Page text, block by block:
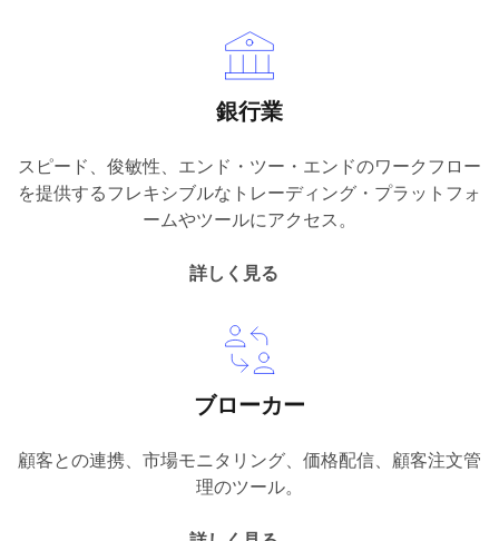
銀行業
スピード、俊敏性、エンド・ツー・エンドのワークフロー
を提供するフレキシブルなトレーディング・プラットフォ
ームやツールにアクセス。
詳しく見る
ブローカー
顧客との連携、市場モニタリング、価格配信、顧客注文管
理のツール。